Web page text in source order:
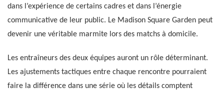
dans l’expérience de certains cadres et dans l’énergie
communicative de leur public. Le Madison Square Garden peut
devenir une véritable marmite lors des matchs à domicile.
Les entraîneurs des deux équipes auront un rôle déterminant.
Les ajustements tactiques entre chaque rencontre pourraient
faire la différence dans une série où les détails comptent